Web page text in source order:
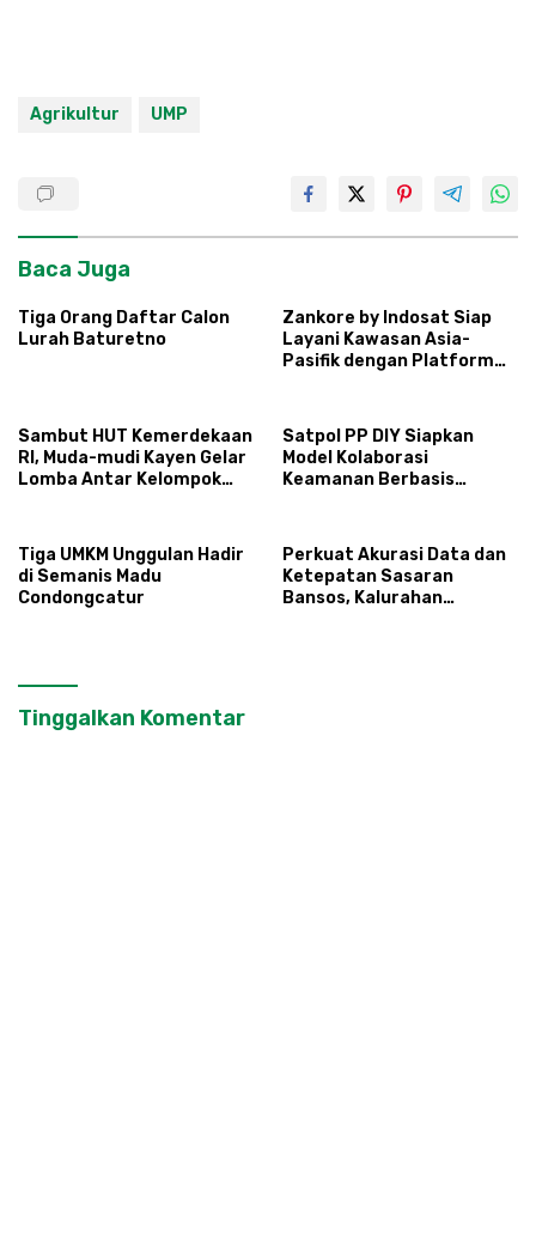
Agrikultur UMP
Baca Juga
Tiga Orang Daftar Calon
Lurah Baturetno
Zankore by Indosat Siap
Layani Kawasan Asia-
Pasifik dengan Platform
Sambut HUT Kemerdekaan
RI, Muda-mudi Kayen Gelar
Lomba Antar Kelompok
Satpol PP DIY Siapkan
Model Kolaborasi
Keamanan Berbasis
Tiga UMKM Unggulan Hadir
di Semanis Madu
Condongcatur
Perkuat Akurasi Data dan
Ketepatan Sasaran
Bansos, Kalurahan
Tinggalkan Komentar